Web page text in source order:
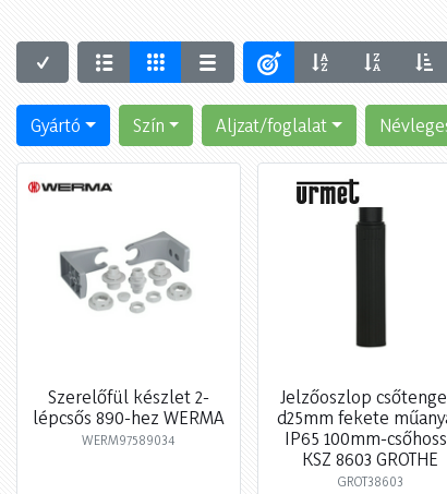
Gyártó Szín Aljzat/foglalat
Szerelőfül készlet 2-
lépcsős 890-hez WERMA
WERM97589034
Jelzőoszlop
d25mm fekete
IP65 100mm-
KSZ 8603 GROTHE
GROT38603